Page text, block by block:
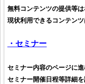
無料コンテンツの提供等は
現状利用できるコンテン
・セミナー
セミナー内容のページに進
セミナー開催日程等詳細